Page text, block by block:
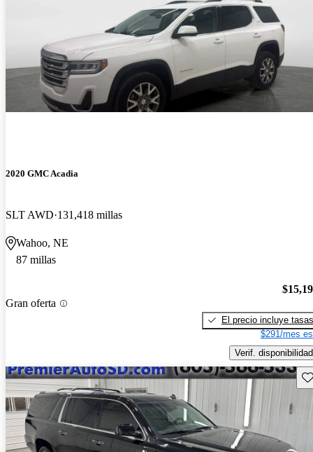
2020 GMC Acadia
SLT AWD 131,418 millas
Wahoo, NE
87 millas
Gran oferta
El precio incluye tasas
$291/mes
Verif. disponibilidad